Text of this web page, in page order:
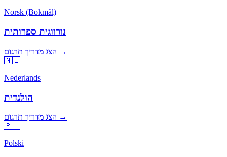
Norsk (Bokmål)
נורווגית ספרותית
הצג מדריך תרגום →
🇳🇱
Nederlands
הולנדית
הצג מדריך תרגום →
🇵🇱
Polski